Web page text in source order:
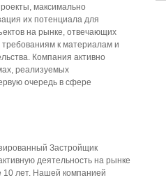
максимально
их потенциала для
на рынке, отвечающих
к материалам и
Компания активно
реализуемых
очередь в сфере
Застройщик
деятельность на рынке
10 лет. Нашей компанией